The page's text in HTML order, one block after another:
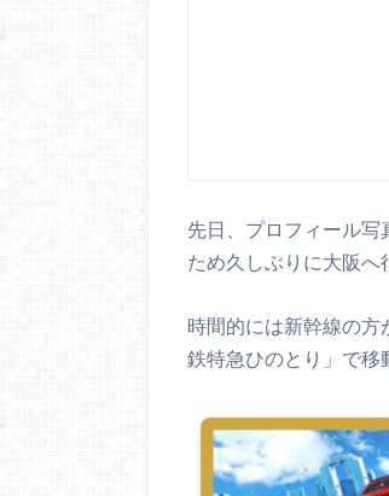
先日、プロフィール
ため久しぶりに大阪へ
時間的には新幹線の
鉄特急ひのとり」で移